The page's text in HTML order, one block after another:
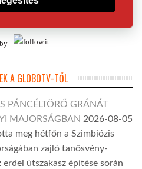
A GLOBOTV-TŐL
PÁNCÉLTÖRŐ GRÁNÁT
MAJORSÁGBAN 2026-08-05
meg hétfőn a Szimbiózis
zajló tanösvény-
útszakasz építése során